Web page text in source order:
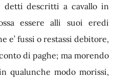
detti descritti a cavallo in
essere alli suoi eredi
e’ fussi o restassi debitore,
di paghe; ma morendo
qualunche modo morissi,